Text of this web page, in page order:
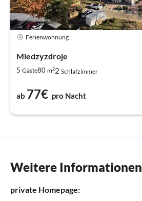
Ferienwohnung
Miedzyzdroje
5 Gäste80 m22 Schlafzimmer
ab 77€ pro Nacht
Weitere Informationen
private Homepage: